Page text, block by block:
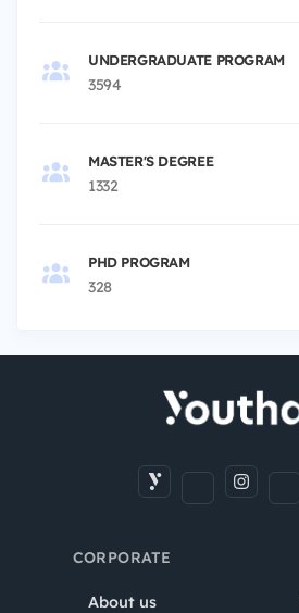
UNDERGRADUATE PROGRAM
3594
MASTER'S DEGREE
1332
PHD PROGRAM
328
CORPORATE
About us